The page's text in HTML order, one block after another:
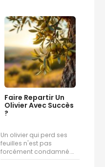
Faire Repartir Un
Olivier Avec Succès
?
Un olivier qui perd ses
feuilles n'est pas
forcément condamné.…